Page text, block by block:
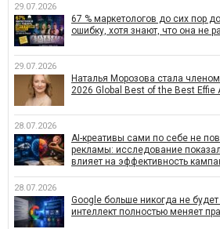
29.07.2026
67 % маркетологов до сих пор
ошибку, хотя знают, что она не
29.07.2026
Наталья Морозова стала
2026 Global Best of the Best Effie
28.07.2026
AI-креативы сами по себе не
рекламы: исследование
влияет на эффективность
28.07.2026
Google больше никогда не
интеллект полностью меняет